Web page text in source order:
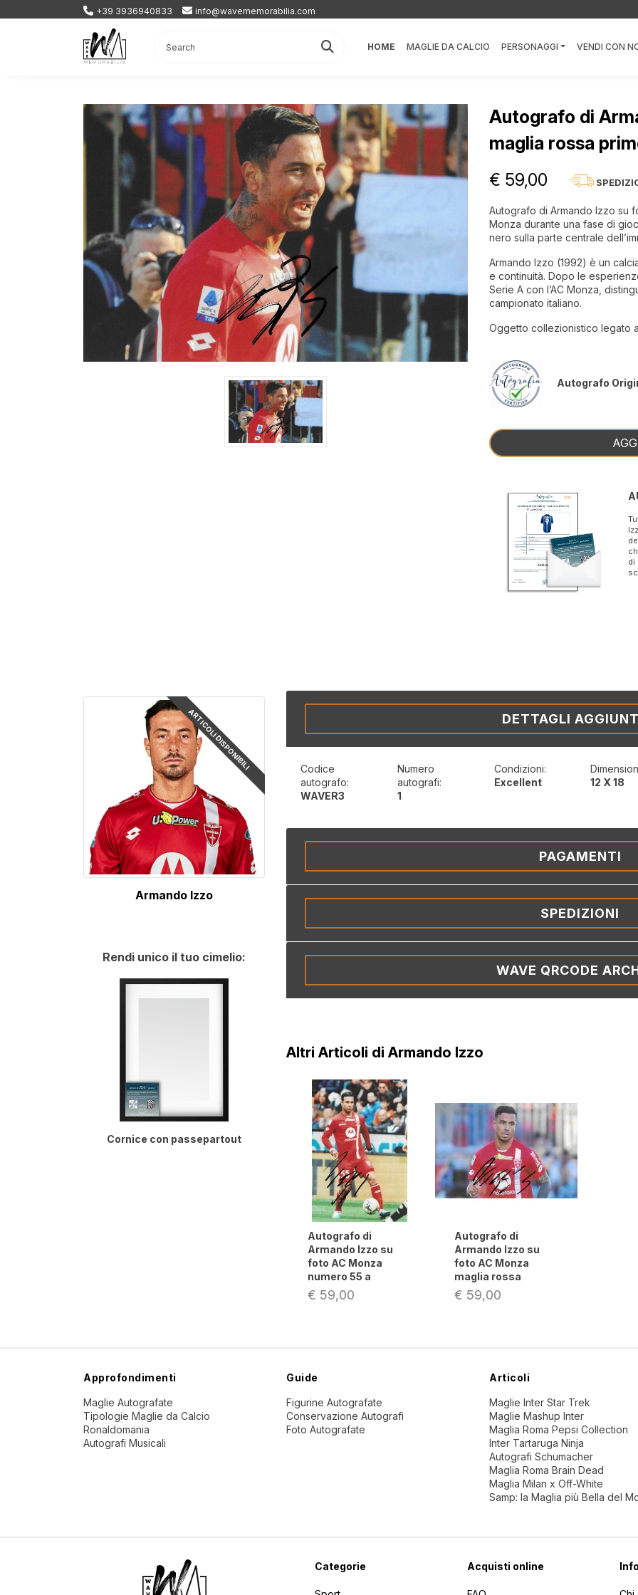
+39 3936940833 info@wavememorabilia.com
HOME MAGLIE DA CALCIO PERSONAGGI VENDI CON
Autografo di
maglia rossa
€ 59,00
Autografo di Armando Izzo su
Monza durante una fase di
nero sulla parte centrale
Armando Izzo (1992) è un
e continuità. Dopo le
Serie A con l’AC Monza,
campionato italiano.
Oggetto collezionistico legato
Autografo
di
ARTICOLI DISPONIBILI
Armando Izzo
Rendi unico il tuo cimelio:
Cornice con passepartout
DETTAGLI
Codice
autografo:
WAVER3
Numero
autografi:
1
Condizioni:
Excellent
12 X 18
PAGAMENTI
SPEDIZIONI
WAVE QRCODE
Altri Articoli di Armando Izzo
Autografo di
Armando Izzo su
foto AC Monza
numero 55 a
€ 59,00
Autografo di
Armando Izzo su
foto AC Monza
maglia rossa
€ 59,00
Approfondimenti
Maglie Autografate
Tipologie Maglie da Calcio
Ronaldomania
Autografi Musicali
Guide
Figurine Autografate
Conservazione Autografi
Foto Autografate
Articoli
Maglie Inter Star Trek
Maglie Mashup Inter
Maglia Roma Pepsi Collection
Inter Tartaruga Ninja
Autografi Schumacher
Maglia Roma Brain Dead
Maglia Milan x Off-White
Samp: la Maglia più Bella del
Categorie Acquisti online